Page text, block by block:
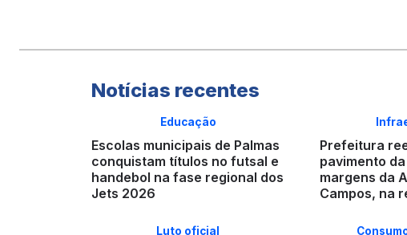
Notícias recentes
Educação
Escolas municipais de Palmas
conquistam títulos no futsal e
handebol na fase regional dos
Jets 2026
Prefeitura
pavimento
margens da
Campos, na
Luto oficial